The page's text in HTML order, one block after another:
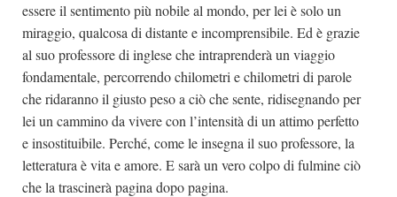
essere il sentimento più nobile al mondo, per lei è solo un
miraggio, qualcosa di distante e incomprensibile. Ed è grazie
al suo professore di inglese che intraprenderà un viaggio
fondamentale, percorrendo chilometri e chilometri di parole
che ridaranno il giusto peso a ciò che sente, ridisegnando per
lei un cammino da vivere con l’intensità di un attimo perfetto
e insostituibile. Perché, come le insegna il suo professore, la
letteratura è vita e amore. E sarà un vero colpo di fulmine ciò
che la trascinerà pagina dopo pagina.